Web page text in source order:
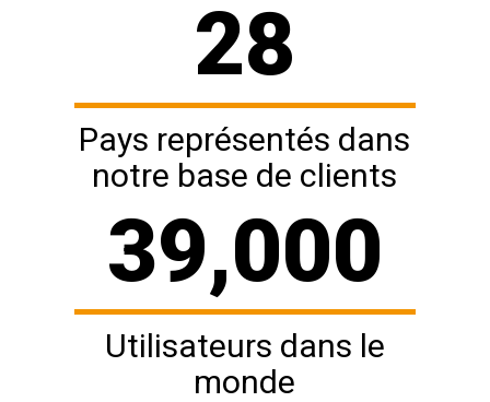
28
Pays représentés dans
notre base de clients
39,000
Utilisateurs dans le
monde